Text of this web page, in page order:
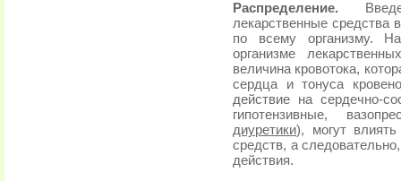
Распределение.
лекарственные средства
по всему организму.
организме
величина кровотока,
сердца и тонуса
действие на сердечно-
гипотензивные,
диуретики), могут
средств, а
действия.